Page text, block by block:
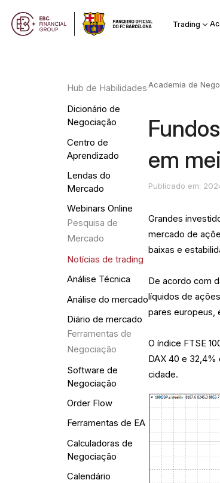
Trading
Hub de Habilidades
Dicionário de
Negociação
Centro de
Aprendizado
Lendas do
Mercado
Webinars Online
Pesquisa de
Mercado
Notícias de trading
Análise Técnica
Análise do mercado
Diário de mercado
Ferramentas de
Negociação
Software de
Negociação
Order Flow
Ferramentas de EA
Calculadoras de
Negociação
Calendário
Academia de
em
Publicado em:
Grandes
mercado de
baixas e
De acordo com
líquidos de
pares europeus,
O índice FTSE
DAX 40 e 32,4%
cidade.